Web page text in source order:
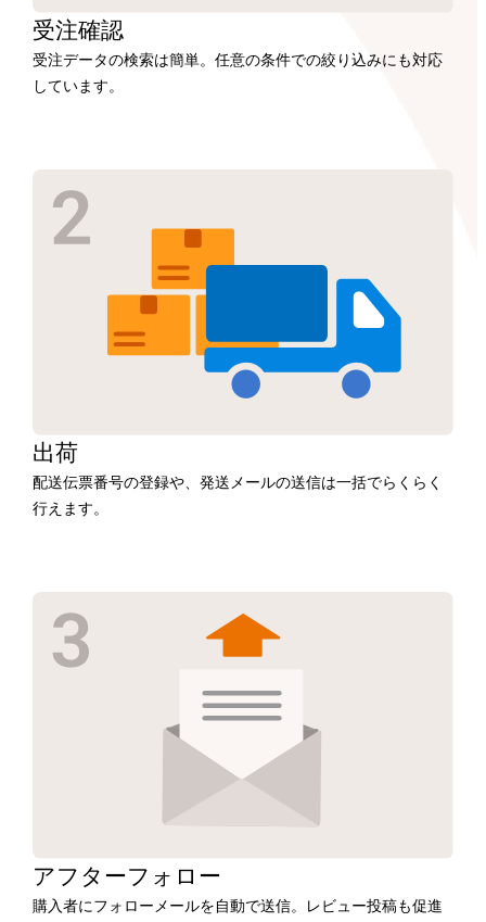
受注確認
受注データの検索は簡単。任意の条件での絞り込みにも対応
しています。
出荷
配送伝票番号の登録や、発送メールの送信は一括でらくらく
行えます。
アフターフォロー
購入者にフォローメールを自動で送信。レビュー投稿も促進